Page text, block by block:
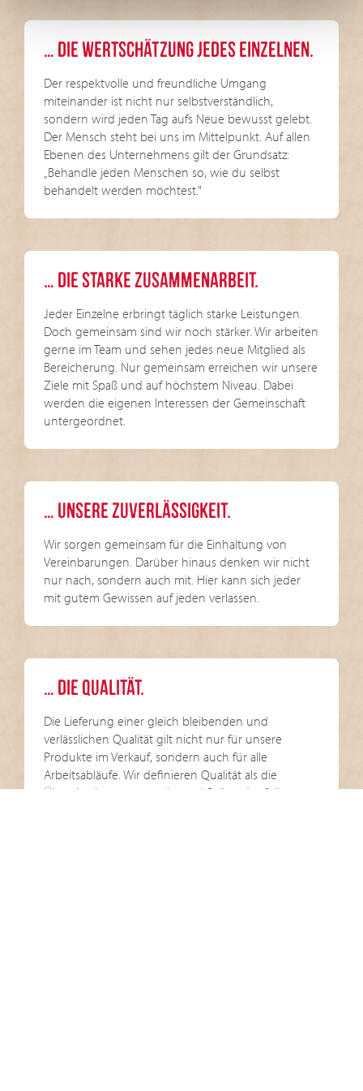
… DIE WERTSCHÄTZUNG JEDES EINZELNEN.
Der respektvolle und freundliche Umgang
miteinander ist nicht nur selbstverständlich,
sondern wird jeden Tag aufs Neue bewusst gelebt.
Der Mensch steht bei uns im Mittelpunkt. Auf allen
Ebenen des Unternehmens gilt der Grundsatz:
„Behandle jeden Menschen so, wie du selbst
behandelt werden möchtest."
… DIE STARKE ZUSAMMENARBEIT.
Jeder Einzelne erbringt täglich starke Leistungen.
Doch gemeinsam sind wir noch stärker. Wir arbeiten
gerne im Team und sehen jedes neue Mitglied als
Bereicherung. Nur gemeinsam erreichen wir unsere
Ziele mit Spaß und auf höchstem Niveau. Dabei
werden die eigenen Interessen der Gemeinschaft
untergeordnet.
… UNSERE ZUVERLÄSSIGKEIT.
Wir sorgen gemeinsam für die Einhaltung von
Vereinbarungen. Darüber hinaus denken wir nicht
nur nach, sondern auch mit. Hier kann sich jeder
mit gutem Gewissen auf jeden verlassen.
… DIE QUALITÄT.
Die Lieferung einer gleich bleibenden und
verlässlichen Qualität gilt nicht nur für unsere
Produkte im Verkauf, sondern auch für alle
Arbeitsabläufe. Wir definieren Qualität als die
Übereinstimmung von Ist und Soll und erfüllen